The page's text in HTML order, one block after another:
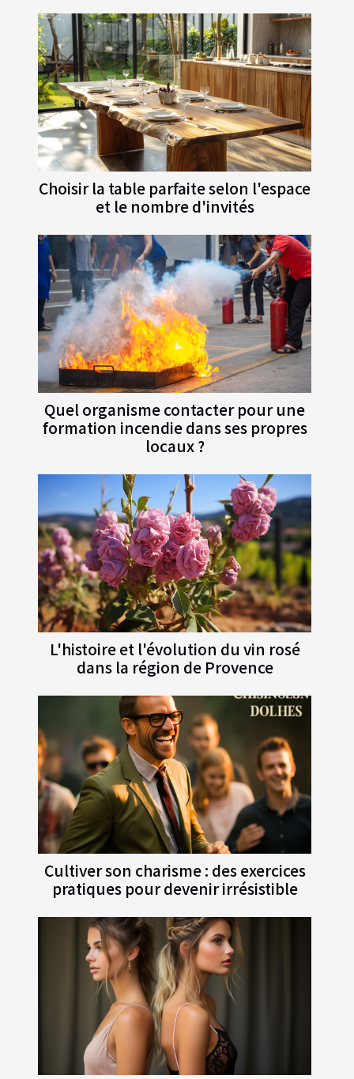
Choisir la table parfaite selon l'espace
et le nombre d'invités
Quel organisme contacter pour une
formation incendie dans ses propres
locaux ?
L'histoire et l'évolution du vin rosé
dans la région de Provence
Cultiver son charisme : des exercices
pratiques pour devenir irrésistible